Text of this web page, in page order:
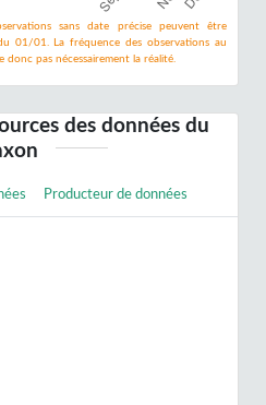
sans date précise peuvent être
01/01. La fréquence des observations au
donc pas nécessairement la réalité.
des données du
Producteur de données